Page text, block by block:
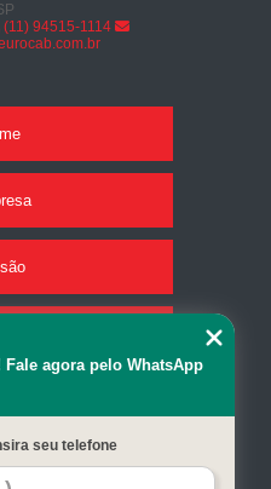
(11) 94515-1114
Fale agora pelo WhatsApp
seu telefone